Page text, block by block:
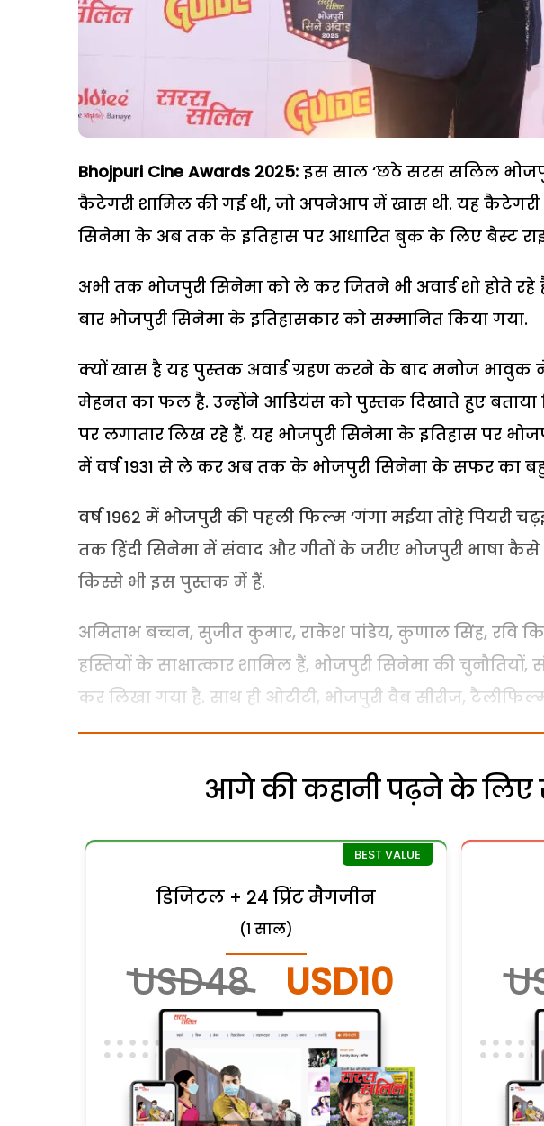
Bhojpuri Cine Awards 2025: इस साल ‘छठे सरस सलिल
कैटेगरी शामिल की गई थी, जो अपनेआप में खास थी. यह कैटेगरी
सिनेमा के अब तक के इतिहास पर आधारित बुक के लिए बैस्ट
अभी तक भोजपुरी सिनेमा को ले कर जितने भी अवार्ड शो होते
बार भोजपुरी सिनेमा के इतिहासकार को सम्मानित किया गया.
क्यों खास है यह पुस्तक अवार्ड ग्रहण करने के बाद मनोज भावुक
मेहनत का फल है. उन्होंने आडियंस को पुस्तक दिखाते हुए बताया
पर लगातार लिख रहे हैं. यह भोजपुरी सिनेमा के इतिहास पर
में वर्ष 1931 से ले कर अब तक के भोजपुरी सिनेमा के सफर का
वर्ष 1962 में भोजपुरी की पहली फिल्म ‘गंगा मईया तोहे पियरी
तक हिंदी सिनेमा में संवाद और गीतों के जरीए भोजपुरी भाषा
किस्से भी इस पुस्तक में हैं.
अमिताभ बच्चन, सुजीत कुमार, राकेश पांडेय, कुणाल सिंह, रवि
हस्तियों के साक्षात्कार शामिल हैं, भोजपुरी सिनेमा की
कर लिखा गया है. साथ ही ओटीटी, भोजपुरी वैब सीरीज,
आगे की कहानी पढ़ने के लिए
डिजिटल + 24 प्रिंट मैगजीन
(1 साल)
USD48 USD10